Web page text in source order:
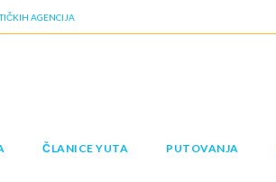
AGENCIJA
ČLANICE YUTA PUTOVANJA